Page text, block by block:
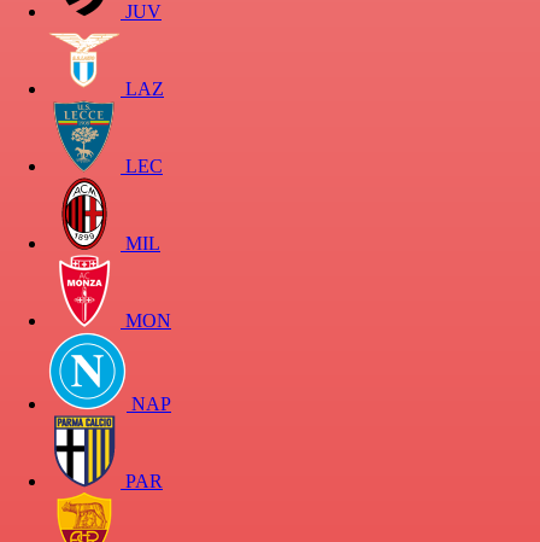
JUV
LAZ
LEC
MIL
MON
NAP
PAR